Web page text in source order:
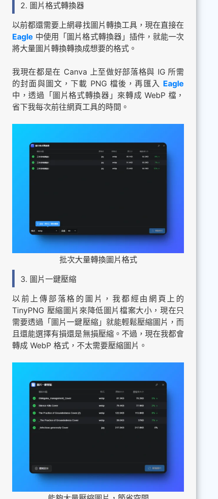
2. 圖片格式轉換器
以前都還需要上網尋找圖片轉換工具，現在直接在
Eagle 中使用「圖片格式轉換器」插件，就能一次
將大量圖片轉換轉換成想要的格式。
我現在都是在 Canva 上至做好部落格與 IG 所需
的封面與圖文，下載 PNG 檔後，再匯入 Eagle
中，透過「圖片格式轉換器」來轉成 WebP 檔，
省下我每次前往網頁工具的時間。
批次大量轉換圖片格式
3. 圖片一鍵壓縮
以前上傳部落格的圖片，我都經由網頁上的
TinyPNG 壓縮圖片來降低圖片檔案大小，現在只
需要透過「圖片一鍵壓縮」就能輕鬆壓縮圖片，而
且還能選擇有損還是無損壓縮。不過，現在我都會
轉成 WebP 格式，不太需要壓縮圖片。